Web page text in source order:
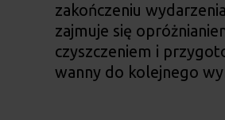
zakończeniu
zajmuje się
czyszczeniem i
wanny do kolejnego